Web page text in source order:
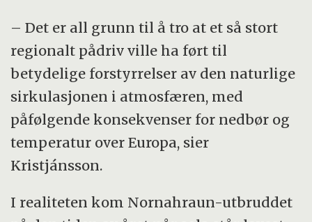
– Det er all grunn til å tro at et så stort
regionalt pådriv ville ha ført til
betydelige forstyrrelser av den naturlige
sirkulasjonen i atmosfæren, med
påfølgende konsekvenser for nedbør og
temperatur over Europa, sier
Kristjánsson.
I realiteten kom Nornahraun-utbruddet